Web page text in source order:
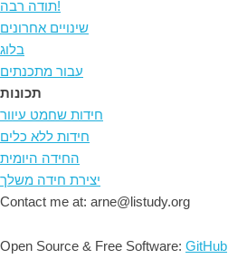
תודה רבה!
שינויים אחרונים
בלוג
עבור מתכנתים
תכונות
חידות שחמט עיוור
חידות ללא כלים
החידה היומית
יצירת חידה משלך
Contact me at: arne@listudy.org
Open Source & Free Software: GitHub